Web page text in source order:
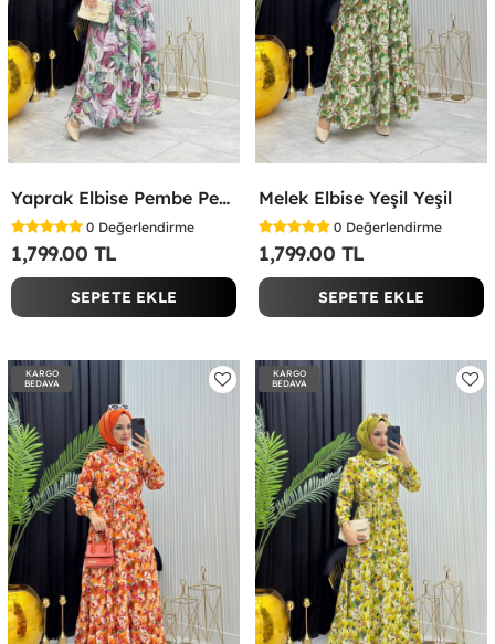
Yaprak Elbise Pembe Pembe
0 Değerlendirme
1,799.00 TL
SEPETE EKLE
Melek Elbise Yeşil Yeşil
0 Değerlendirme
1,799.00 TL
SEPETE EKLE
KARGO
BEDAVA
KARGO
BEDAVA